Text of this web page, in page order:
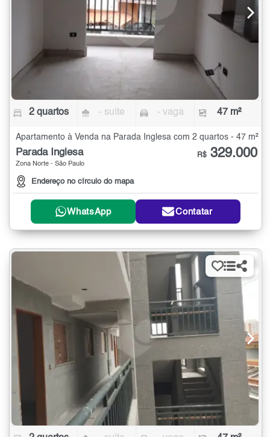
2 quartos - suíte - vaga 47 m²
Apartamento à Venda na Parada Inglesa com 2 quartos - 47 m²
Parada Inglesa
Zona Norte - São Paulo
Endereço no círculo do mapa
R$ 329.000
WhatsApp Contatar